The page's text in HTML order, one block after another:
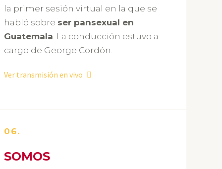
la primer sesión virtual en la que se
habló sobre ser pansexual en
Guatemala . La conducción estuvo a
cargo de George Cordón.
Ver transmisión en vivo
06.
SOMOS